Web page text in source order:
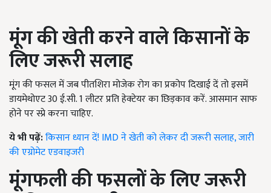
मूंग की खेती करने वाले किसानों के
लिए जरूरी सलाह
मूंग की फसल में जब पीतशिरा मोजेक रोग का प्रकोप दिखाई दें तो इसमें
डायमेथोएट 30 ई.सी. 1 लीटर प्रति हेक्टेयर का छिड़काव करें. आसमान साफ ​​
होने पर स्प्रे करना चाहिए.
ये भी पढ़ें:किसान ध्यान दें! IMD ने खेती को लेकर दी जरूरी सलाह, जारी
की एग्रोमेट एडवाइजरी
मूंगफली की फसलों के लिए जरूरी